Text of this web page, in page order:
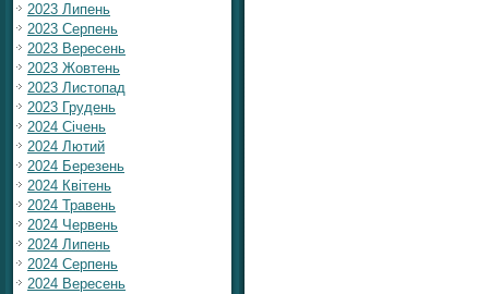
2023 Липень
2023 Серпень
2023 Вересень
2023 Жовтень
2023 Листопад
2023 Грудень
2024 Січень
2024 Лютий
2024 Березень
2024 Квітень
2024 Травень
2024 Червень
2024 Липень
2024 Серпень
2024 Вересень